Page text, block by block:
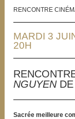
RENCONTRE
MARDI 3
20H
NGUYENDE
Sacrée meilleure